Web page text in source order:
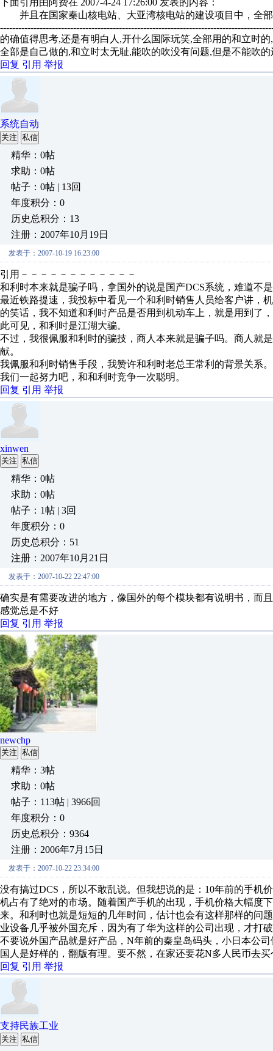
下面引用由阿费在 2007-4-24 17:26:00 发表的内容：
并且在国家秦山核电站、大亚湾核电站的建设项目中，全部
的确值得思考,还是有明白人,开什么国际玩笑,全部用的和立时
全部是自己做的,和立时太无耻,能吹的吹没有问题,但是不能吹
回复 引用 举报
系统自动
关注 私信
精华：0帖
求助：0帖
帖子：0帖 | 13回
年度积分：0
历史总积分：13
注册：2007年10月19日
发表于：2007-10-19 16:23:00
引用－－－－－－－－－－－－
和利时本来就是骗子吗，拿国外的说是国产DCS系统，难道不
最近铁路提速，我投标中看见一个和利时销售人员给客户讲，
的笑话，我不知道和利时产品是否用到机动车上，就是用到了
此可见，和利时是江湖大骗。
不过，我很佩服和利时的骗技，商人本来就是骗子吗。商人就
献。
我佩服和利时销售手段，我赞许和利时老总王常利的背景关系。
我们一起努力吧，和和利时竞争一次聪明。
回复 引用 举报
xinwen
关注 私信
精华：0帖
求助：0帖
帖子：1帖 | 3回
年度积分：0
历史总积分：51
注册：2007年10月21日
发表于：2007-10-22 22:47:00
确实是有需要改进的地方，像国外的每个模块都有说明书，而
感觉总是不好
回复 引用 举报
newchp
关注 私信
精华：3帖
求助：0帖
帖子：113帖 | 3966回
年度积分：0
历史总积分：9364
注册：2006年7月15日
发表于：2007-10-22 23:34:00
没有搞过DCS，所以不敢乱说。但我想说的是：10年前的手机
机占有了绝对的市场。随着国产手机的出现，手机价格大幅度
来。和利时也就是短短的几年时间，估计也会有这样那样的问
业设备几乎被外国充斥，因为有了华为这样的公司出现，才打
不要说外国产品就是好产品，N年前的秦皇岛码头，小日本公
国人是好样的，翻版有理。要不然，在家还要花N多人民币去
回复 引用 举报
支持民族工业
关注 私信